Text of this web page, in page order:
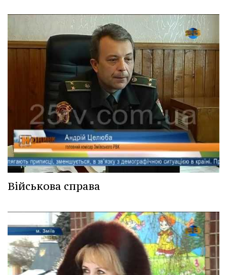
Військова справа